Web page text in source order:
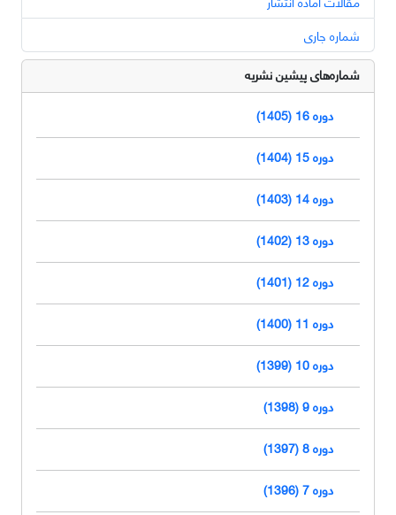
شماره جاری
شماره‌های پیشین نشریه
دوره 16 (1405)
دوره 15 (1404)
دوره 14 (1403)
دوره 13 (1402)
دوره 12 (1401)
دوره 11 (1400)
دوره 10 (1399)
دوره 9 (1398)
دوره 8 (1397)
دوره 7 (1396)